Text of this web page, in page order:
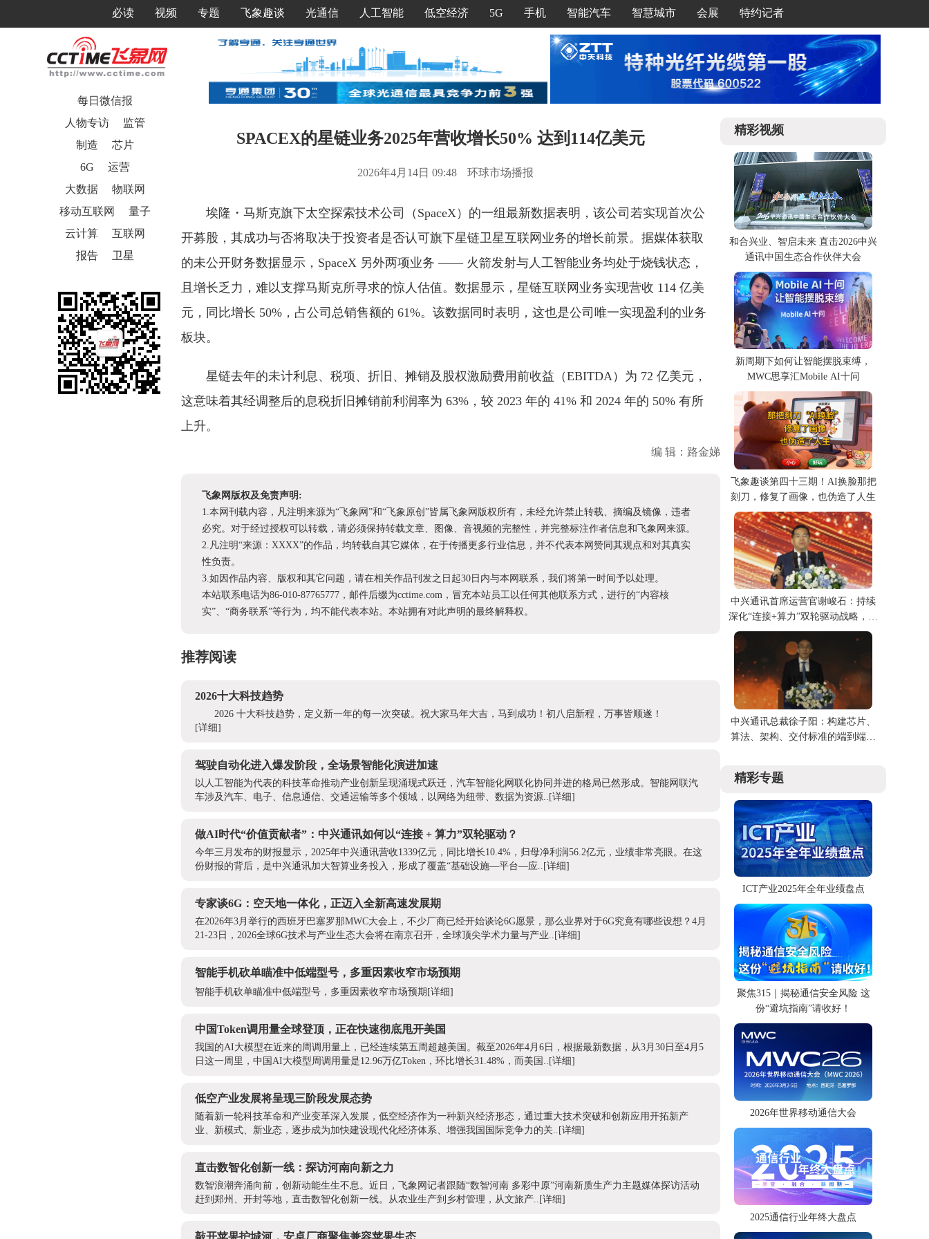
必读 视频 专题 飞象趣谈 光通信 人工智能 低空经济 5G 手机 智能汽车 智慧城市 会展 特约记者
每日微信报
人物专访
监管
制造
芯片
6G
运营
大数据
物联网
移动互联网
量子
云计算
互联网
报告
卫星
SPACEX的星链业务2025年营收增长50% 达到114亿美元
2026年4月14日 09:48 环球市场播报
埃隆・马斯克旗下太空探索技术公司（SpaceX）的一组最新数据表明，该公司若实现首次公
开募股，其成功与否将取决于投资者是否认可旗下星链卫星互联网业务的增长前景。据媒体获取
的未公开财务数据显示，SpaceX 另外两项业务 —— 火箭发射与人工智能业务均处于烧钱状态，
且增长乏力，难以支撑马斯克所寻求的惊人估值。数据显示，星链互联网业务实现营收 114 亿美
元，同比增长 50%，占公司总销售额的 61%。该数据同时表明，这也是公司唯一实现盈利的业务
板块。
星链去年的未计利息、税项、折旧、摊销及股权激励费用前收益（EBITDA）为 72 亿美元，
这意味着其经调整后的息税折旧摊销前利润率为 63%，较 2023 年的 41% 和 2024 年的 50% 有所
上升。
编 辑：路金娣
飞象网版权及免责声明:
1.本网刊载内容，凡注明来源为“飞象网”和“飞象原创”皆属飞象网版权所有，未经允许禁止转载、摘编及镜像，违者
必究。对于经过授权可以转载，请必须保持转载文章、图像、音视频的完整性，并完整标注作者信息和飞象网来源。
2.凡注明“来源：XXXX”的作品，均转载自其它媒体，在于传播更多行业信息，并不代表本网赞同其观点和对其真实
性负责。
3.如因作品内容、版权和其它问题，请在相关作品刊发之日起30日内与本网联系，我们将第一时间予以处理。
本站联系电话为86-010-87765777，邮件后缀为cctime.com，冒充本站员工以任何其他联系方式，进行的“内容核
实”、“商务联系”等行为，均不能代表本站。本站拥有对此声明的最终解释权。
推荐阅读
2026十大科技趋势
2026 十大科技趋势，定义新一年的每一次突破。祝大家马年大吉，马到成功！初八启新程，万事皆顺遂！
[详细]
驾驶自动化进入爆发阶段，全场景智能化演进加速
以人工智能为代表的科技革命推动产业创新呈现涌现式跃迁，汽车智能化网联化协同并进的格局已然形成。智能网联汽
车涉及汽车、电子、信息通信、交通运输等多个领域，以网络为纽带、数据为资源.. [详细]
做AI时代“价值贡献者”：中兴通讯如何以“连接 + 算力”双轮驱动？
今年三月发布的财报显示，2025年中兴通讯营收1339亿元，同比增长10.4%，归母净利润56.2亿元，业绩非常亮眼。在这
份财报的背后，是中兴通讯加大智算业务投入，形成了覆盖“基础设施—平台—应.. [详细]
专家谈6G：空天地一体化，正迈入全新高速发展期
在2026年3月举行的西班牙巴塞罗那MWC大会上，不少厂商已经开始谈论6G愿景，那么业界对于6G究竟有哪些设想？4月
21-23日，2026全球6G技术与产业生态大会将在南京召开，全球顶尖学术力量与产业.. [详细]
智能手机砍单瞄准中低端型号，多重因素收窄市场预期
智能手机砍单瞄准中低端型号，多重因素收窄市场预期 [详细]
中国Token调用量全球登顶，正在快速彻底甩开美国
我国的AI大模型在近来的周调用量上，已经连续第五周超越美国。截至2026年4月6日，根据最新数据，从3月30日至4月5
日这一周里，中国AI大模型周调用量是12.96万亿Token，环比增长31.48%，而美国.. [详细]
低空产业发展将呈现三阶段发展态势
随着新一轮科技革命和产业变革深入发展，低空经济作为一种新兴经济形态，通过重大技术突破和创新应用开拓新产
业、新模式、新业态，逐步成为加快建设现代化经济体系、增强我国国际竞争力的关.. [详细]
直击数智化创新一线：探访河南向新之力
数智浪潮奔涌向前，创新动能生生不息。近日，飞象网记者跟随“数智河南 多彩中原”河南新质生产力主题媒体探访活动
赶到郑州、开封等地，直击数智化创新一线。从农业生产到乡村管理，从文旅产.. [详细]
敲开苹果护城河，安卓厂商聚焦兼容苹果生态
精彩视频
和合兴业、智启未来 直击2026中兴
通讯中国生态合作伙伴大会
新周期下如何让智能摆脱束缚，
MWC思享汇Mobile AI十问
飞象趣谈第四十三期！AI换脸那把
刻刀，修复了画像，也伪造了人生
中兴通讯首席运营官谢峻石：持续
深化“连接+算力”双轮驱动战略，携
手伙伴共创价值
中兴通讯总裁徐子阳：构建芯片、
算法、架构、交付标准的端到端AI
精彩专题
ICT产业2025年全年业绩盘点
聚焦315｜揭秘通信安全风险 这
份“避坑指南”请收好！
2026年世界移动通信大会
2025通信行业年终大盘点